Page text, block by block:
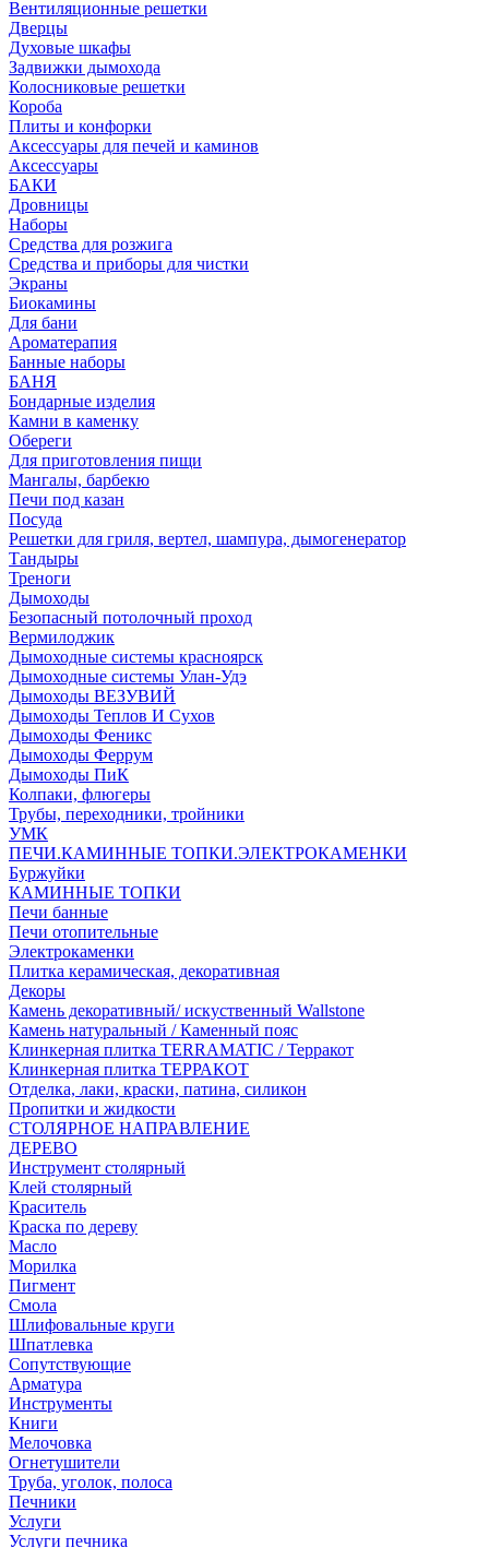
Вентиляционные решетки
Дверцы
Духовые шкафы
Задвижки дымохода
Колосниковые решетки
Короба
Плиты и конфорки
Аксессуары для печей и каминов
Аксессуары
БАКИ
Дровницы
Наборы
Средства для розжига
Средства и приборы для чистки
Экраны
Биокамины
Для бани
Ароматерапия
Банные наборы
БАНЯ
Бондарные изделия
Камни в каменку
Обереги
Для приготовления пищи
Мангалы, барбекю
Печи под казан
Посуда
Решетки для гриля, вертел, шампура, дымогенератор
Тандыры
Треноги
Дымоходы
Безопасный потолочный проход
Вермилоджик
Дымоходные системы красноярск
Дымоходные системы Улан-Удэ
Дымоходы ВЕЗУВИЙ
Дымоходы Теплов И Сухов
Дымоходы Феникс
Дымоходы Феррум
Дымоходы ПиК
Колпаки, флюгеры
Трубы, переходники, тройники
УМК
ПЕЧИ.КАМИННЫЕ ТОПКИ.ЭЛЕКТРОКАМЕНКИ
Буржуйки
КАМИННЫЕ ТОПКИ
Печи банные
Печи отопительные
Электрокаменки
Плитка керамическая, декоративная
Декоры
Камень декоративный/ искуственный Wallstone
Камень натуральный / Каменный пояс
Клинкерная плитка TERRAMATIC / Терракот
Клинкерная плитка ТЕРРАКОТ
Отделка, лаки, краски, патина, силикон
Пропитки и жидкости
СТОЛЯРНОЕ НАПРАВЛЕНИЕ
ДЕРЕВО
Инструмент столярный
Клей столярный
Краситель
Краска по дереву
Масло
Морилка
Пигмент
Смола
Шлифовальные круги
Шпатлевка
Сопутствующие
Арматура
Инструменты
Книги
Мелочовка
Огнетушители
Труба, уголок, полоса
Печники
Услуги
Услуги печника